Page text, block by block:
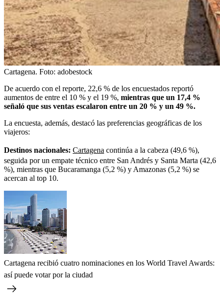
Cartagena. Foto: adobestock
De acuerdo con el reporte, 22,6 % de los encuestados reportó
aumentos de entre el 10 % y el 19 %, mientras que un 17,4 %
señaló que sus ventas escalaron entre un 20 % y un 49 %.
La encuesta, además, destacó las preferencias geográficas de los
viajeros:
Destinos nacionales: Cartagena continúa a la cabeza (49,6 %),
seguida por un empate técnico entre San Andrés y Santa Marta (42,6
%), mientras que Bucaramanga (5,2 %) y Amazonas (5,2 %) se
acercan al top 10.
Cartagena recibió cuatro nominaciones en los World Travel Awards:
así puede votar por la ciudad